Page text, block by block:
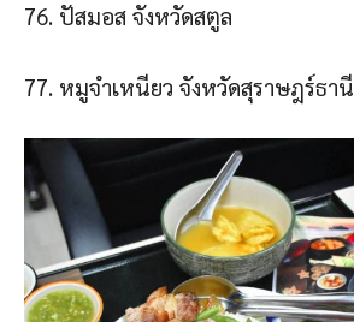
76. ปัสมอส จังหวัดสตูล
77. หมูจําเหนียว จังหวัดสุราษฎร์ธานี